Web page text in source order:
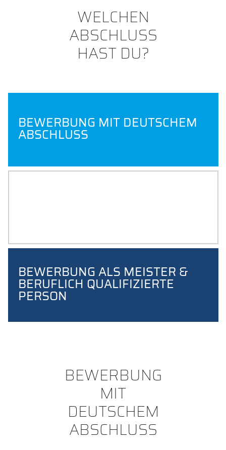
WELCHEN
ABSCHLUSS
HAST DU?
BEWERBUNG MIT DEUTSCHEM
ABSCHLUSS
BEWERBUNG ALS MEISTER &
BERUFLICH QUALIFIZIERTE
PERSON
BEWERBUNG
MIT
DEUTSCHEM
ABSCHLUSS